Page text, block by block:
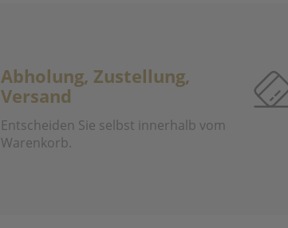
Abholung, Zustellung,
Versand
Entscheiden Sie selbst innerhalb vom
Warenkorb.